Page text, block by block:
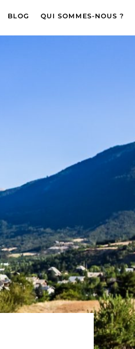
BLOG QUI SOMMES-NOUS ?